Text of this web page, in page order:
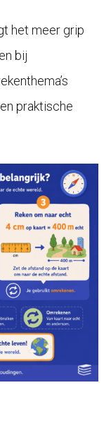
het meer grip
bij
praktische